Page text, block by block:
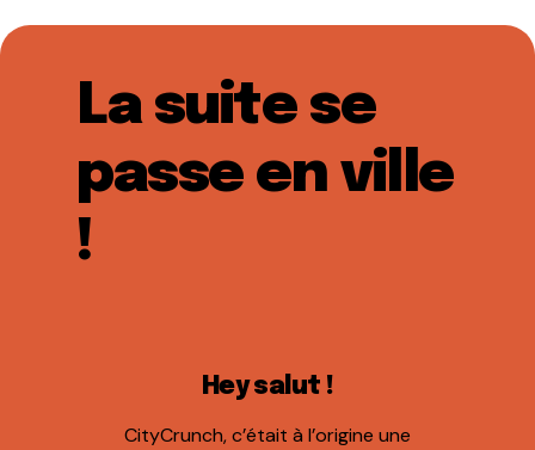
La suite se
passe en ville
!
Hey salut !
CityCrunch, c’était à l’origine une